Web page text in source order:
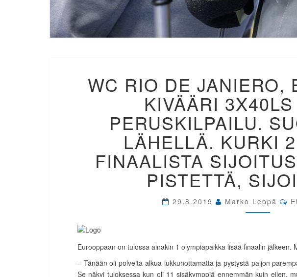
RIO
DE
JANIERO,
BRASILIA.
50M
KIVÄÄRI
3X40LS
MIEHET
LÄHELLÄ.
KURKI
PISTETTÄ
ALEKSI
SIJOITUS
WC RIO DE JANIERO,
KIVÄÄRI
PERUSKILPAILU.
LÄHELLÄ. KURKI
FINAALISTA
PISTETTÄ,
29.8.2019 Marko Leppä
Eurooppaan on tulossa ainakin 1 olympiapaikka lisää finaalin jälkeen.
– Tänään oli polvelta alkua lukkunottamatta ja pystystä paljon
Se näkyi tuloksessa kun oli 11 sisäkymppiä ennemmän kuin eilen,